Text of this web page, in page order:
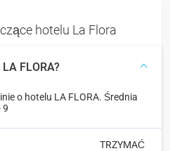
hotelu La Flora
FLORA?
o hotelu LA FLORA. Średnia
9
TRZYMAĆ